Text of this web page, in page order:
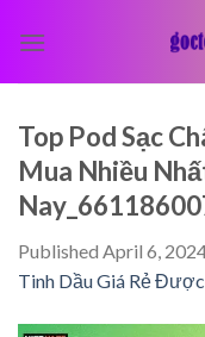
Top Pod Sạc
Mua Nhiều
Published April 6,
Tinh Dầu Giá Rẻ